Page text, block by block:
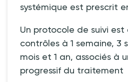
systémique est prescrit
Un protocole de suivi
contrôles à 1 semaine, 3
mois et 1 an, associés à
progressif du traitement